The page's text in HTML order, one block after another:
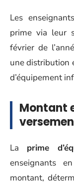
Les
prime via leur
février de
une distribution
d’équipement
Montant
La prime
enseignants
montant,